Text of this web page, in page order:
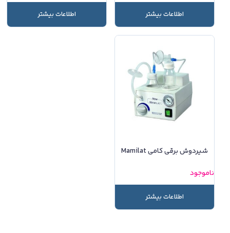
اطلاعات بیشتر اطلاعات بیشتر
شیردوش برقی کامی Mamilat
ناموجود
اطلاعات بیشتر